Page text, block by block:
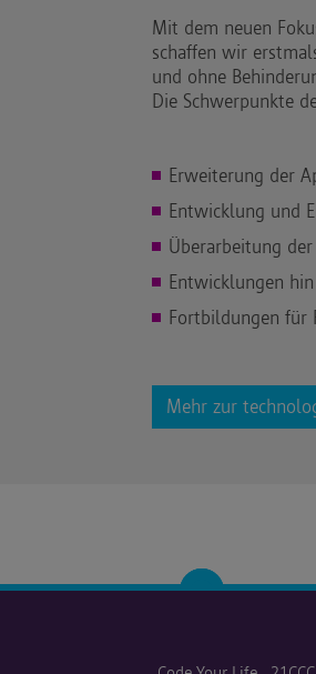
Mit dem neuen
schaffen wir
und ohne
Die Schwerpunkte
Erweiterung der
Entwicklung und
Überarbeitung
Entwicklungen
Fortbildungen für
Mehr zur